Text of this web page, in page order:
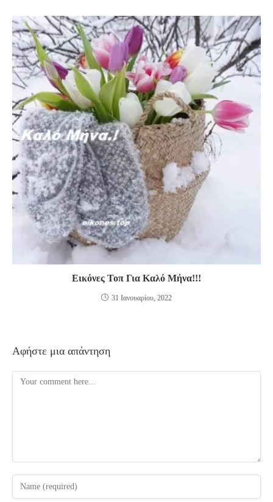
Εικόνες Τοπ Για Καλό Μήνα!!!
31 Ιανουαρίου, 2022
Αφήστε μια απάντηση
Comment
Enter
your